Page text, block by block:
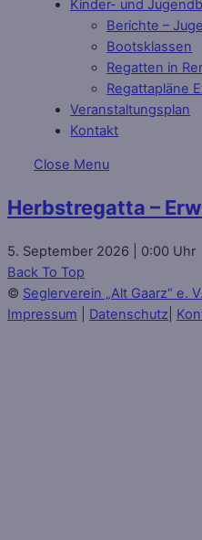
Kinder- und
Berichte –
Bootsklassen
Regatten in
Regattapläne
Veranstaltungsplan
Kontakt
Close Menu
Herbstregatta –
5. September 2026 0:00
Back To Top
© Seglerverein „Alt Gaarz“ e. V.
Impressum
Datenschutz